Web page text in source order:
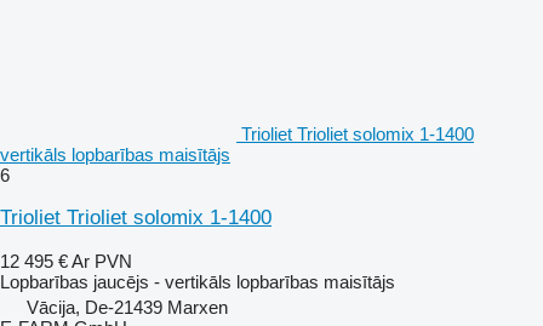
Trioliet Trioliet solomix 1-1400
vertikāls lopbarības maisītājs
6
Trioliet Trioliet solomix 1-1400
12 495 €Ar PVN
Lopbarības jaucējs - vertikāls lopbarības maisītājs
Vācija, De-21439 Marxen